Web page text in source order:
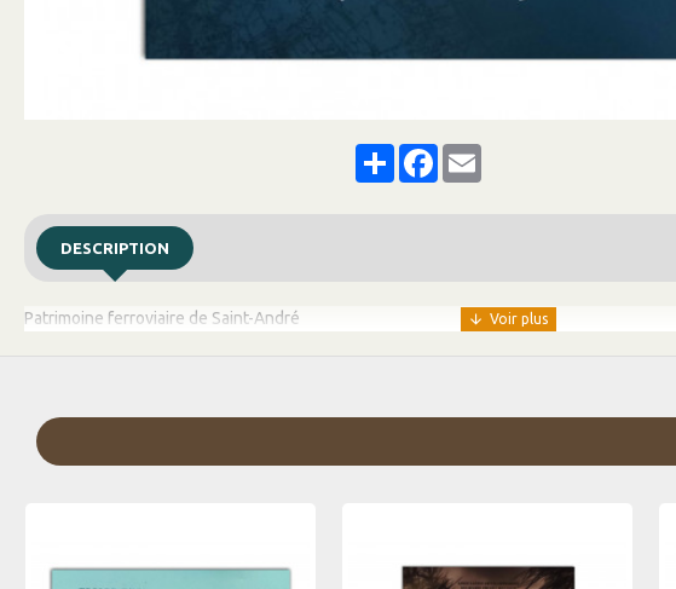
ShareFacebook
Email
DESCRIPTION
Patrimoine ferroviaire de Saint-André